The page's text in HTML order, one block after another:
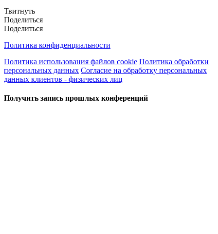
Твитнуть
Поделиться
Поделиться
Политика конфиденциальности
Политика использования файлов cookie Политика обработки
персональных данных Согласие на обработку персональных
данных клиентов - физических лиц
Получить запись прошлых конференций